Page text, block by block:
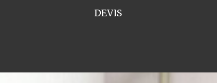
DEVIS